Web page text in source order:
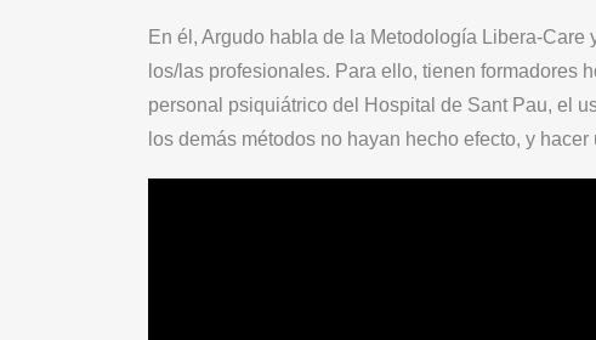
En él, Argudo habla de la Metodología Libera-
los/las profesionales. Para ello, tienen formadores
personal psiquiátrico del Hospital de Sant Pau, el
los demás métodos no hayan hecho efecto, y